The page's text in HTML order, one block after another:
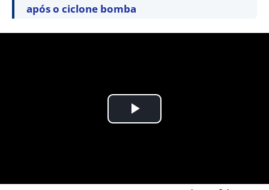
após o ciclone bomba